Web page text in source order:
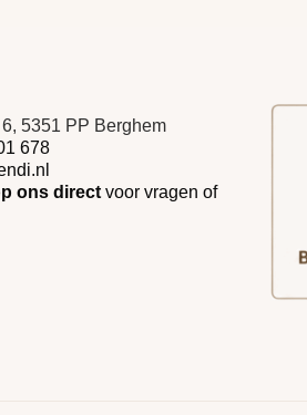
5351 PP Berghem
678
ons directvoor vragen of